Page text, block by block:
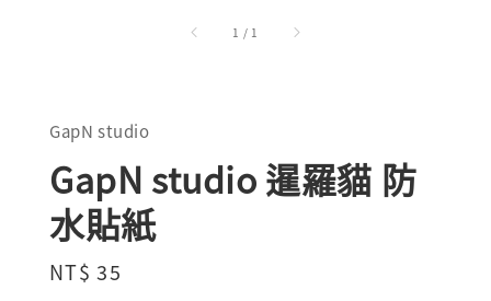
1 / 1
GapN studio
GapN studio 暹羅貓 防
水貼紙
Regular
NT$ 35